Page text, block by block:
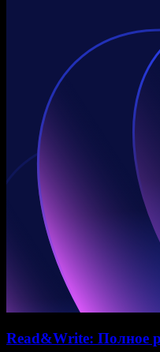
Read&Write: Полное